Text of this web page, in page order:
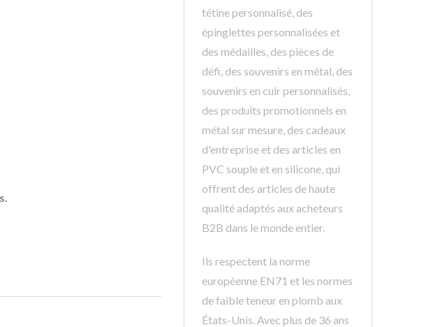
tétine personnalisé, des
épinglettes personnalisées et
des médailles, des pièces de
défi, des souvenirs en métal, des
souvenirs en cuir personnalisés,
des produits promotionnels en
métal sur mesure, des cadeaux
d'entreprise et des articles en
PVC souple et en silicone, qui
offrent des articles de haute
qualité adaptés aux acheteurs
B2B dans le monde entier.
Ils respectent la norme
européenne EN71 et les normes
de faible teneur en plomb aux
États-Unis. Avec plus de 36 ans